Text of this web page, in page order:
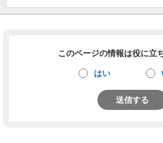
このページの情報は役に立
はい
送信する